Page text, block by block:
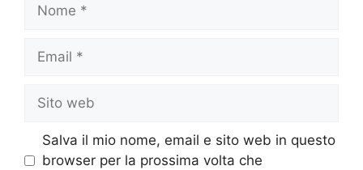
Email
Sito
web
Salva il mio nome, email e sito web in questo
browser per la prossima volta che